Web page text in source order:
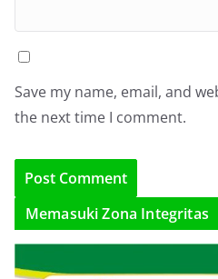
Save my name, email, and
the next time I comment.
Memasuki Zona Integritas